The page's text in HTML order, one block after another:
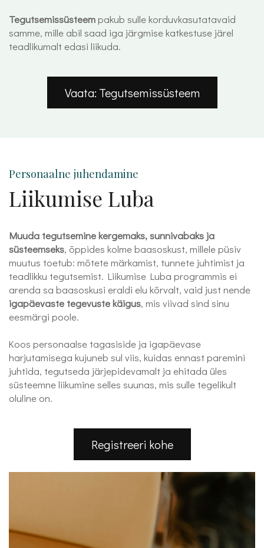
Tegutsemissüsteempakub sulle korduvkasutatavaid
samme, mille abil saad iga järgmise katkestuse järel
teadlikumalt edasi liikuda.
Vaata: Tegutsemissüsteem
Personaalne juhendamine
Liikumise Luba
Muuda tegutsemine kergemaks, sunnivabaks ja
süsteemseks, õppides kolme baasoskust, millele püsiv
muutus toetub: mõtete märkamist, tunnete juhtimist ja
teadlikku tegutsemist. Liikumise Luba programmis ei
arenda sa baasoskusi eraldi elu kõrvalt, vaid just nende
igapäevaste tegevuste käigus, mis viivad sind sinu
eesmärgi poole.
Koos personaalse tagasiside ja igapäevase
harjutamisega kujuneb sul viis, kuidas ennast paremini
juhtida, tegutseda järjepidevamalt ja ehitada üles
süsteemne liikumine selles suunas, mis sulle tegelikult
oluline on.
Registreeri kohe